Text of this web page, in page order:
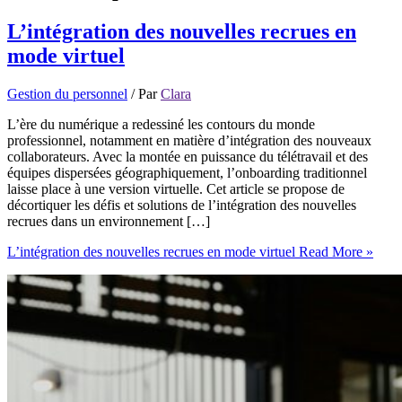
L’intégration des nouvelles recrues en
mode virtuel
Gestion du personnel / ParClara
L’ère du numérique a redessiné les contours du monde
professionnel, notamment en matière d’intégration des nouveaux
collaborateurs. Avec la montée en puissance du télétravail et des
équipes dispersées géographiquement, l’onboarding traditionnel
laisse place à une version virtuelle. Cet article se propose de
décortiquer les défis et solutions de l’intégration des nouvelles
recrues dans un environnement […]
L’intégration des nouvelles recrues en mode virtuel Read More »